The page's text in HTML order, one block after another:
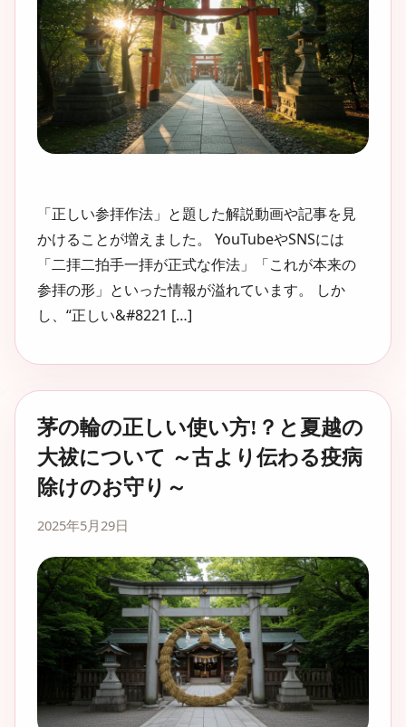
「正しい参拝作法」と題した解説動画や記事を見
かけることが増えました。 YouTubeやSNSには
「二拝二拍手一拝が正式な作法」「これが本来の
参拝の形」といった情報が溢れています。 しか
し、“正しい&#8221 […]
茅の輪の正しい使い方!？と夏越の
大祓について ～古より伝わる疫病
除けのお守り～
2025年5月29日